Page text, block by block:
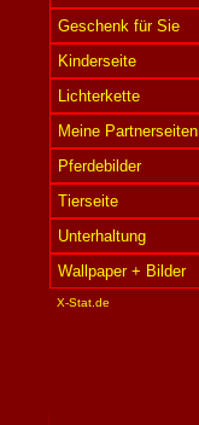
Geschenk für Sie
Kinderseite
Lichterkette
Meine Partnerseiten
Pferdebilder
Tierseite
Unterhaltung
Wallpaper + Bilder
X-Stat.de